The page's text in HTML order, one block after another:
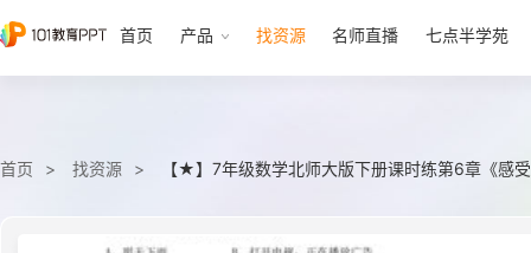
首页 产品 找资源 名师直播 七点半学苑
首页 找资源 【★】7年级数学北师大版下册课时练第6章《感